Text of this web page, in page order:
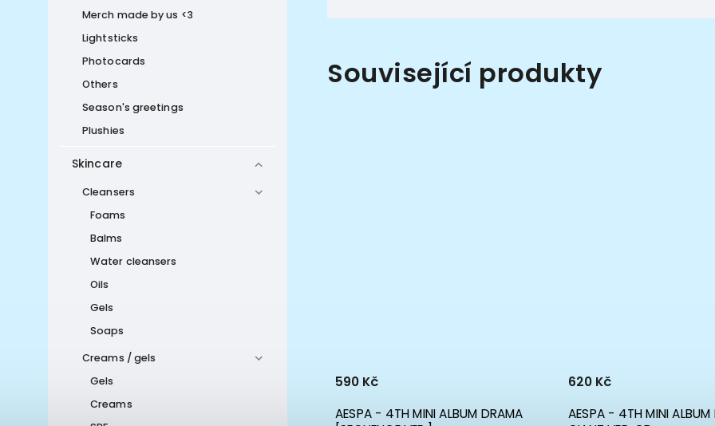
Merch made by us <3
Lightsticks
Photocards
Others
Season's greetings
Plushies
Skincare
Cleansers
Foams
Balms
Water cleansers
Oils
Gels
Soaps
Creams / gels
Gels
Creams
Související produkty
699 Kč
AESPA - 4TH MINI ALBUM DRAMA
590 Kč
AESPA - 4TH MINI ALBUM
620 Kč